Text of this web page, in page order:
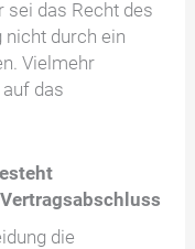
sei das Recht des
durch ein
Vielmehr
das
die